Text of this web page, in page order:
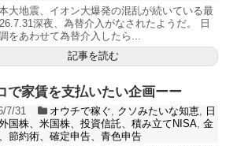
大地震、イオン大爆発の混乱が続いている最
深夜、為替介入がなされたようだ。 日
をあわせて為替介入したら...
記事を読む
で家賃を支払いたい企画ーー
7/31 オウチで稼ぐ, クソみたいな知恵, 日
国株、米国株、投資信託、積み立てNISA, 金
節約術、確定申告、青色申告